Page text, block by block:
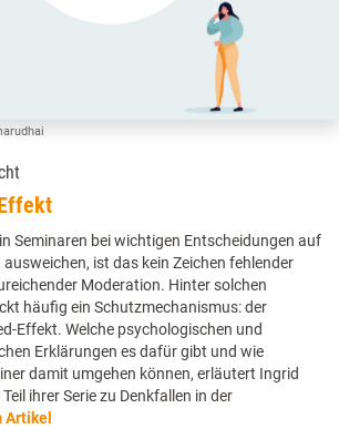
Seminaren bei wichtigen Entscheidungen auf
ist das kein Zeichen fehlender
Moderation. Hinter solchen
häufig ein Schutzmechanismus: der
Effekt. Welche psychologischen und
Erklärungen es dafür gibt und wie
damit umgehen können, erläutert Ingrid
ihrer Serie zu Denkfallen in der
Artikel